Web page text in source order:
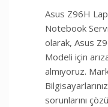
Asus Z96H
Notebook
olarak, Asus
Modeli için
almıyoruz.
sorunlarını